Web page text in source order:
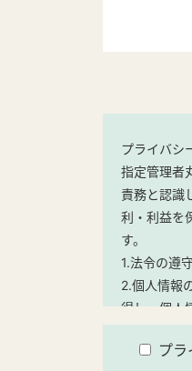
プライバシ
指定管理者
責務と認識
利・利益を
す。
1.法令の遵
2.個人情報
得し、個人
(1)当施設
プラ